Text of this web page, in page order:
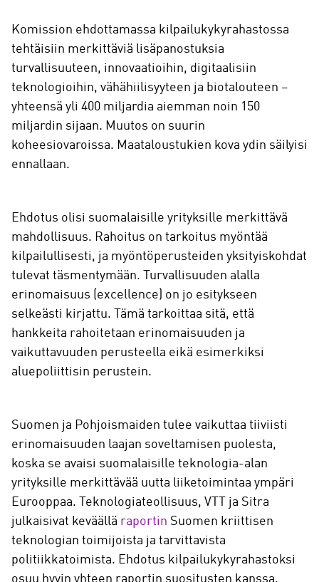
Komission ehdottamassa kilpailukykyrahastossa
tehtäisiin merkittäviä lisäpanostuksia
turvallisuuteen, innovaatioihin, digitaalisiin
teknologioihin, vähähiilisyyteen ja biotalouteen –
yhteensä yli 400 miljardia aiemman noin 150
miljardin sijaan. Muutos on suurin
koheesiovaroissa. Maataloustukien kova ydin säilyisi
ennallaan.
Ehdotus olisi suomalaisille yrityksille merkittävä
mahdollisuus. Rahoitus on tarkoitus myöntää
kilpailullisesti, ja myöntöperusteiden yksityiskohdat
tulevat täsmentymään. Turvallisuuden alalla
erinomaisuus (excellence) on jo esitykseen
selkeästi kirjattu. Tämä tarkoittaa sitä, että
hankkeita rahoitetaan erinomaisuuden ja
vaikuttavuuden perusteella eikä esimerkiksi
aluepoliittisin perustein.
Suomen ja Pohjoismaiden tulee vaikuttaa tiiviisti
erinomaisuuden laajan soveltamisen puolesta,
koska se avaisi suomalaisille teknologia-alan
yrityksille merkittävää uutta liiketoimintaa ympäri
Eurooppaa. Teknologiateollisuus, VTT ja Sitra
julkaisivat keväällä raportin Suomen kriittisen
teknologian toimijoista ja tarvittavista
politiikkatoimista. Ehdotus kilpailukykyrahastoksi
osuu hyvin yhteen raportin suositusten kanssa.